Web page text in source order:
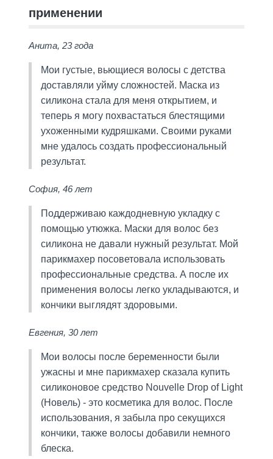
применении
Анита, 23 года
Мои густые, вьющиеся волосы с детства
доставляли уйму сложностей. Маска из
силикона стала для меня открытием, и
теперь я могу похвастаться блестящими
ухоженными кудряшками. Своими руками
мне удалось создать профессиональный
результат.
София, 46 лет
Поддерживаю каждодневную укладку с
помощью утюжка. Маски для волос без
силикона не давали нужный результат. Мой
парикмахер посоветовала использовать
профессиональные средства. А после их
применения волосы легко укладываются, и
кончики выглядят здоровыми.
Евгения, 30 лет
Мои волосы после беременности были
ужасны и мне парикмахер сказала купить
силиконовое средство Nouvelle Drop of Light
(Новель) - это косметика для волос. После
использования, я забыла про секущихся
кончики, также волосы добавили немного
блеска.